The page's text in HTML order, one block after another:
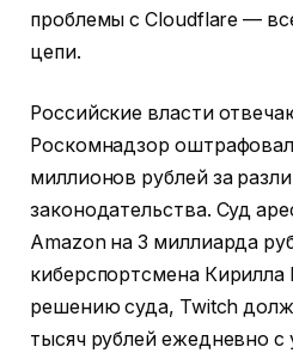
проблемы с Cloudflare —
цепи.
Российские власти
Роскомнадзор
миллионов рублей за
законодательства. Суд
Amazon на 3 миллиарда
киберспортсмена
решению суда, Twitch
тысяч рублей ежедневно